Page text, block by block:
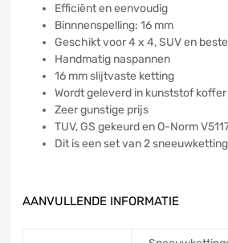
Efficiënt en eenvoudig
Binnnenspelling: 16 mm
Geschikt voor 4 x 4, SUV en
Handmatig naspannen
16 mm slijtvaste ketting
Wordt geleverd in kunststof koffer
Zeer gunstige prijs
TUV, GS gekeurd en O-Norm
Dit is een set van 2
AANVULLENDE INFORMATIE